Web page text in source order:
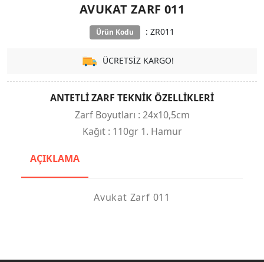
AVUKAT ZARF 011
Ürün Kodu : ZR011
ÜCRETSİZ KARGO!
ANTETLİ ZARF TEKNİK ÖZELLİKLERİ
Zarf Boyutları : 24x10,5cm
Kağıt : 110gr 1. Hamur
AÇIKLAMA
Avukat Zarf 011